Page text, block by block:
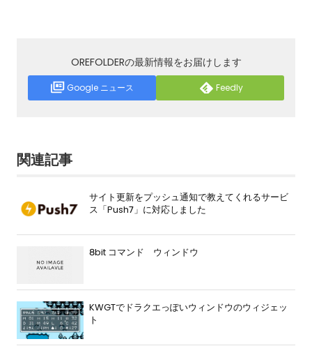
OREFOLDERの最新情報をお届けします
Google ニュース Feedly
関連記事
サイト更新をプッシュ通知で教えてくれるサービ
ス「Push7」に対応しました
8bit コマンド ウィンドウ
KWGTでドラクエっぽいウィンドウのウィジェッ
ト